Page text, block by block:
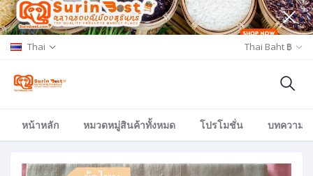
Thai Thai Baht ฿
หน้าหลัก หมวดหมู่สินค้าทั้งหมด โปรโมชั่น บทความ/